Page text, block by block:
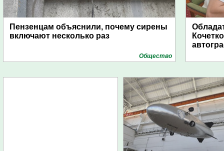
Пензенцам объяснили, почему сирены
включают несколько раз
Общество